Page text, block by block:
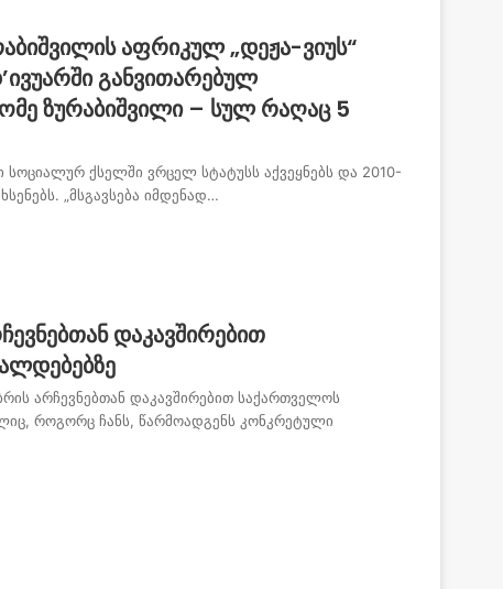
აფრიკულ „დეჟა-ვიუს“
განვითარებულ
ზურაბიშვილი – სულ რაღაც 5
ქსელში ვრცელ სტატუსს აქვეყნებს და 2010-
„მსგავსება იმდენად…
დაკავშირებით
არჩევნებთან დაკავშირებით საქართველოს
როგორც ჩანს, წარმოადგენს კონკრეტული